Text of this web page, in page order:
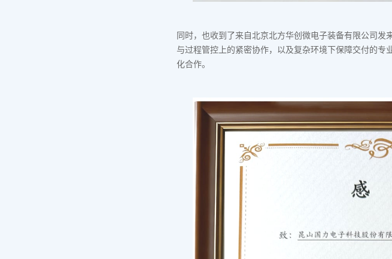
同时，也收到了来自北京北方华创微电子装备有限公司
与过程管控上的紧密协作，以及复杂环境下保障交付的
化合作。